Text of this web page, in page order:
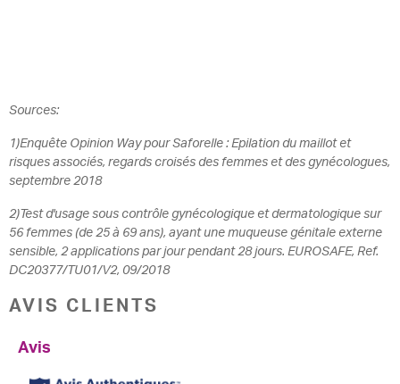
Sources:
1)Enquête Opinion Way pour Saforelle : Epilation du maillot et
risques associés, regards croisés des femmes et des gynécologues,
septembre 2018
2)Test d'usage sous contrôle gynécologique et dermatologique sur
56 femmes (de 25 à 69 ans), ayant une muqueuse génitale externe
sensible, 2 applications par jour pendant 28 jours. EUROSAFE, Ref.
DC20377/TU01/V2, 09/2018
AVIS CLIENTS